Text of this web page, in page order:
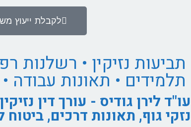
לקבלת ייעוץ
תביעות נזיקין • רשלנות
תלמידים • תאונות עבודה
עו"ד לירן גודיס - עורך דין
נזקי גוף, תאונות דרכים, ביטוח